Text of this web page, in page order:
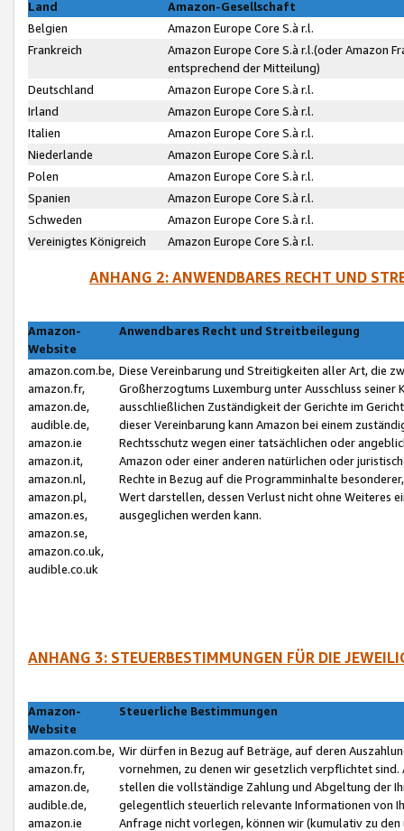
Land
Amazon-Gesellschaft
Belgien
Amazon Europe Core S.à r.l.
Frankreich
Amazon Europe Core S.à r.l.(oder Amazon
entsprechend der Mitteilung)
Deutschland
Amazon Europe Core S.à r.l.
Irland
Amazon Europe Core S.à r.l.
Italien
Amazon Europe Core S.à r.l.
Niederlande
Amazon Europe Core S.à r.l.
Polen
Amazon Europe Core S.à r.l.
Spanien
Amazon Europe Core S.à r.l.
Schweden
Amazon Europe Core S.à r.l.
Vereinigtes Königreich
Amazon Europe Core S.à r.l.
ANHANG 2: ANWENDBARES RECHT UND
Amazon-
Website
Anwendbares Recht und Streitbeilegung
amazon.com.be,
amazon.fr,
amazon.de,
audible.de,
amazon.ie
amazon.it,
amazon.nl,
amazon.pl,
amazon.es,
amazon.se,
amazon.co.uk,
audible.co.uk
Diese Vereinbarung und Streitigkeiten aller Art, die
Großherzogtums Luxemburg unter Ausschluss
ausschließlichen Zuständigkeit der Gerichte im
dieser Vereinbarung kann Amazon bei einem
Rechtsschutz wegen einer tatsächlichen oder
Amazon oder einer anderen natürlichen oder
Rechte in Bezug auf die Programminhalte
Wert darstellen, dessen Verlust nicht ohne Weiteres
ausgeglichen werden kann.
ANHANG 3: STEUERBESTIMMUNGEN FÜR DIE
Amazon-
Website
Steuerliche Bestimmungen
amazon.com.be,
amazon.fr,
amazon.de,
audible.de,
amazon.ie
Wir dürfen in Bezug auf Beträge, auf deren
vornehmen, zu denen wir gesetzlich verpflichtet
stellen die vollständige Zahlung und Abgeltung der
gelegentlich steuerlich relevante Informationen von
Anfrage nicht vorlegen, können wir (kumulativ zu